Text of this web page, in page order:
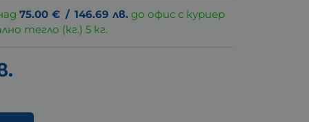
75.00 € / 146.69 лв. до офис с куриер
тегло (кг.) 5 кг.